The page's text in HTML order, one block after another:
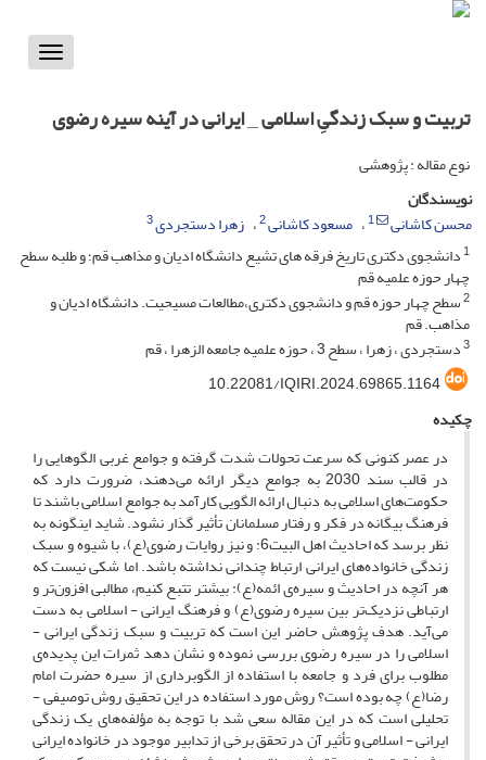
Toggle
تربیت و سبک زندگیِ اسلامی _ ایرانی در آینه سیره رضوی
نوع مقاله : پژوهشی
نویسندگان
محسن کاشانی
1 مسعود کاشانی2 زهرا دستجردی3
1دانشجوی دکتری تاریخ فرقه های تشیع دانشگاه ادیان و مذاهب قم؛ و طلبه سطح
چهار حوزه علمیه قم
2سطح چهار حوزه قم و دانشجوی دکتری،مطالعات مسیحیت. دانشگاه ادیان و
مذاهب. قم
3دستجردی ، زهرا ، سطح 3 ، حوزه علمیه جامعه الزهرا ، قم
10.22081/IQIRI.2024.69865.1164
چکیده
در عصر کنونی که سرعت تحولات شدت گرفته و جوامع غربی الگوهایی را
در قالب سند 2030 به جوامع دیگر ارائه می‌دهند، ضرورت دارد که
حکومت‌های اسلامی به دنبال ارائه الگویی کارآمد به جوامع اسلامی باشند تا
فرهنگ بیگانه در فکر و رفتار مسلمانان تأثیر گذار نشود. شاید اینگونه به
نظر برسد که احادیث اهل البیت6: و نیز روایات رضوی(ع)، با شیوه و سبک
زندگی خانواده‌های ایرانی ارتباط چندانی نداشته باشد. اما شکی نیست که
هر آنچه در احادیث و سیره‌ی ائمه(ع): بیشتر تتبع کنیم، مطالبی افزون‌تر و
ارتباطی نزدیک‌تر بین سیره رضوی(ع) و فرهنگ ایرانی - اسلامی به دست
می‌آید. هدف پژوهش حاضر این است که تربیت و سبک زندگی ایرانی -
اسلامی را در سیره رضوی بررسی نموده و نشان دهد ثمرات این پدیده‌ی
مطلوب برای فرد و جامعه با استفاده از الگوبرداری از سیره حضرت امام
رضا(ع) چه بوده است؟ روش مورد استفاده در این تحقیق روش توصیفی -
تحلیلی است که در این مقاله سعی شد با توجه به مؤلفه‌های یک زندگی
ایرانی - اسلامی و تأثیر آن در تحقق برخی از تدابیر موجود در خانواده ایرانی